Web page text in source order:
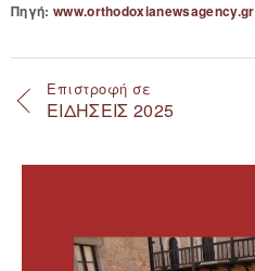
Πηγή: www.orthodoxianewsagency.gr
Επιστροφή σε
ΕΙΔΗΣΕΙΣ 2025